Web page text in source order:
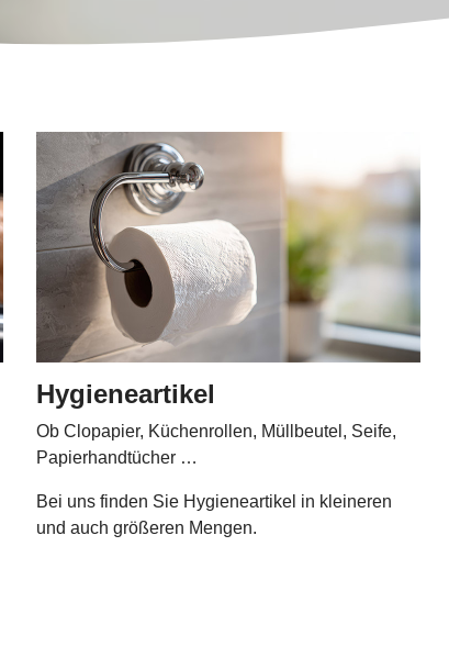
Hygieneartikel
Ob Clopapier, Küchenrollen, Müllbeutel, Seife,
Papierhandtücher …
Bei uns finden Sie Hygieneartikel in kleineren
und auch größeren Mengen.